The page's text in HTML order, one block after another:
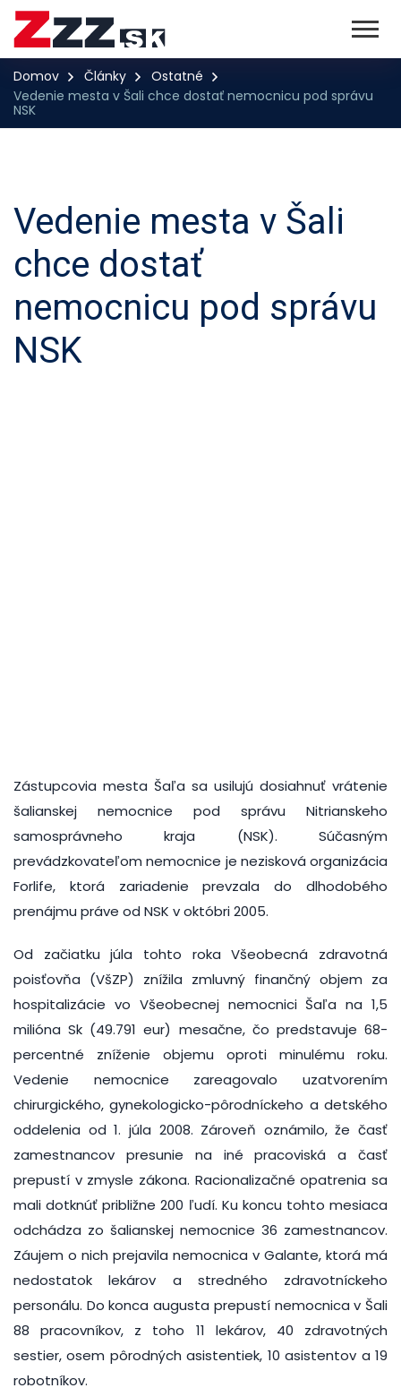
Domov Články
Ostatné
Vedenie mesta v Šali chce dostať nemocnicu pod správu
NSK
Vedenie mesta v Šali
chce dostať
nemocnicu pod správu
NSK
Zástupcovia mesta Šaľa sa usilujú dosiahnuť vrátenie
šalianskej nemocnice pod správu Nitrianskeho
samosprávneho kraja (NSK). Súčasným
prevádzkovateľom nemocnice je nezisková organizácia
Forlife, ktorá zariadenie prevzala do dlhodobého
prenájmu práve od NSK v októbri 2005.
Od začiatku júla tohto roka Všeobecná zdravotná
poisťovňa (VšZP) znížila zmluvný finančný objem za
hospitalizácie vo Všeobecnej nemocnici Šaľa na 1,5
milióna Sk (49.791 eur) mesačne, čo predstavuje 68-
percentné zníženie objemu oproti minulému roku.
Vedenie nemocnice zareagovalo uzatvorením
chirurgického, gynekologicko-pôrodníckeho a detského
oddelenia od 1. júla 2008. Zároveň oznámilo, že časť
zamestnancov presunie na iné pracoviská a časť
prepustí v zmysle zákona. Racionalizačné opatrenia sa
mali dotknúť približne 200 ľudí. Ku koncu tohto mesiaca
odchádza zo šalianskej nemocnice 36 zamestnancov.
Záujem o nich prejavila nemocnica v Galante, ktorá má
nedostatok lekárov a stredného zdravotníckeho
personálu. Do konca augusta prepustí nemocnica v Šali
88 pracovníkov, z toho 11 lekárov, 40 zdravotných
sestier, osem pôrodných asistentiek, 10 asistentov a 19
robotníkov.